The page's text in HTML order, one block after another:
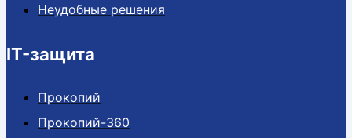
Неудобные решения
IT-защита
Прокопий
Прокопий-360